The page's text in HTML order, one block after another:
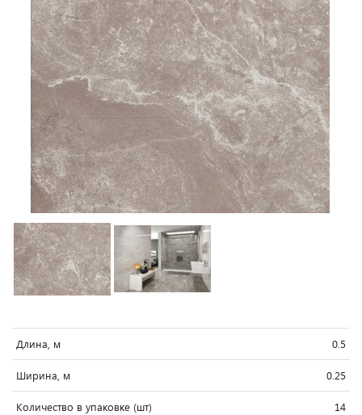
Длина, м 0.5
Ширина, м 0.25
Количество в упаковке (шт) 14